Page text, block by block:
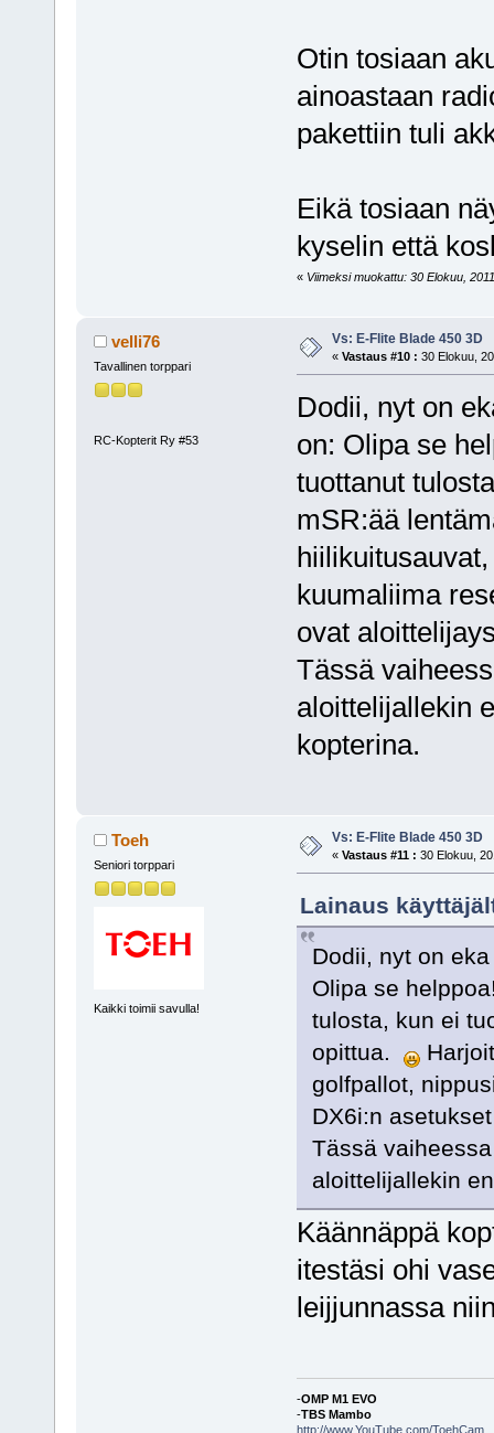
Otin tosiaan
ainoastaan
pakettiin tuli
Eikä tosiaan
kyselin että
« Viimeksi muokattu: 30 Elokuu,
velli76
Tavallinen torppari
RC-Kopterit Ry #53
Vs: E-Flite Blade 450 3D
« Vastaus #10 : 30 Elokuu,
Dodii, nyt on
on: Olipa se
tuottanut
mSR:ää
kuumaliima
ovat
Tässä
aloittelijallekin
kopterina.
Toeh
Seniori torppari
Kaikki toimii savulla!
Vs: E-Flite Blade 450 3D
« Vastaus #11 : 30 Elokuu,
Lainaus
Dodii, nyt on
Olipa se
tulosta, kun ei
opittua.
golfpallot,
DX6i:n
Tässä
aloittelijallekin
Käännäppä
itestäsi ohi
leijjunnassa
-OMP M1 EVO
-TBS Mambo
http://www.YouTube.com/ToehCam